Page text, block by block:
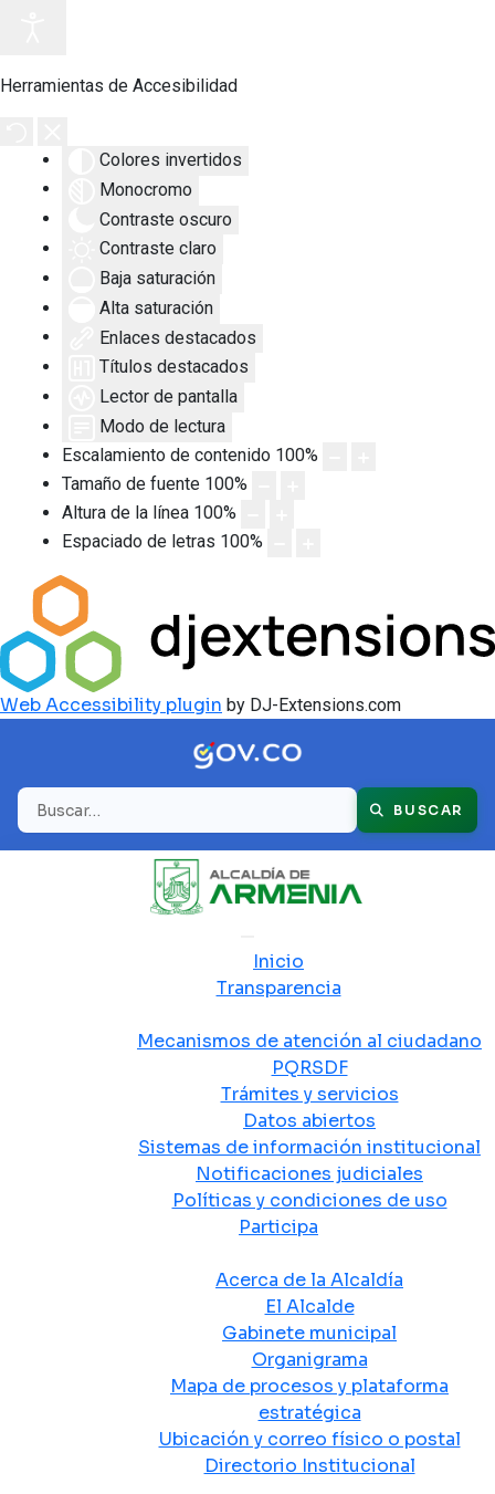
Herramientas de Accesibilidad
Colores invertidos
Monocromo
Contraste oscuro
Contraste claro
Baja saturación
Alta saturación
Enlaces destacados
Títulos destacados
Lector de pantalla
Modo de lectura
Escalamiento de contenido 100%
Tamaño de fuente 100%
Altura de la línea 100%
Espaciado de letras 100%
Web Accessibility plugin by DJ-Extensions.com
Buscar BUSCAR
Inicio
Transparencia
Mecanismos de atención al ciudadano
PQRSDF
Trámites y servicios
Datos abiertos
Sistemas de información institucional
Notificaciones judiciales
Políticas y condiciones de uso
Participa
Acerca de la Alcaldía
El Alcalde
Gabinete municipal
Organigrama
Mapa de procesos y plataforma
estratégica
Ubicación y correo físico o postal
Directorio Institucional